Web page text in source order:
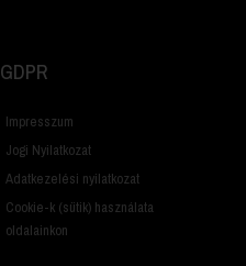
GDPR
Impresszum
Jogi Nyilatkozat
Adatkezelési nyilatkozat
Cookie-k (sütik) használata
oldalainkon